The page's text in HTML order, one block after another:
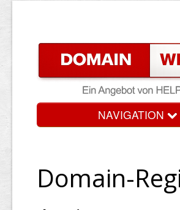
NAVIGATION
Domain-